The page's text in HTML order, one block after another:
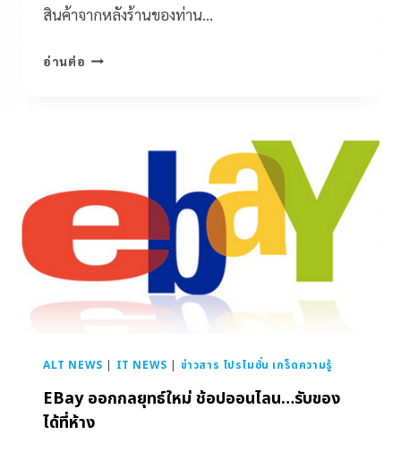
สินค้าจากหลังร้านของท่าน…
อ่านต่อ
ALT NEWS | IT NEWS | ข่าวสาร โปรโมชั่น เกร็ดความรู้
EBay ออกกลยุทธ์ใหม่ ช้อปออนไลน…รับของ
ได้ที่ห้าง